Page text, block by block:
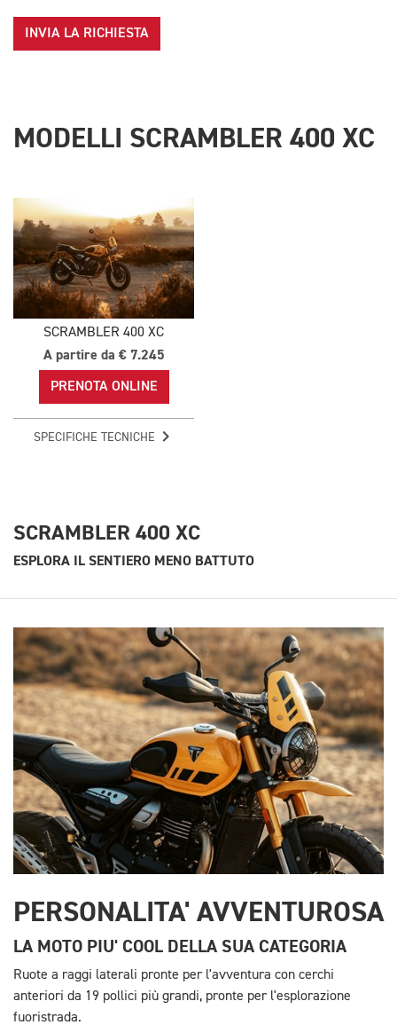
INVIA LA RICHIESTA
MODELLI SCRAMBLER 400 XC
SCRAMBLER 400 XC
A partire da € 7.245
PRENOTA ONLINE
SPECIFICHE TECNICHE
SCRAMBLER 400 XC
ESPLORA IL SENTIERO MENO BATTUTO
PERSONALITA' AVVENTUROSA
LA MOTO PIU' COOL DELLA SUA CATEGORIA
Ruote a raggi laterali pronte per l'avventura con cerchi
anteriori da 19 pollici più grandi, pronte per l'esplorazione
fuoristrada.